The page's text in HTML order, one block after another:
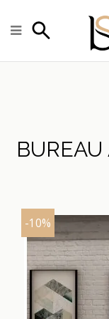
BUREAU
-10%